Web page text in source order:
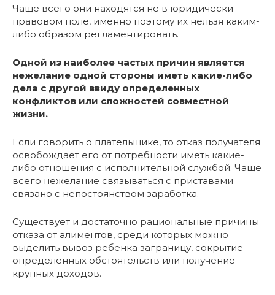
Чаще всего они находятся не в юридически-
правовом поле, именно поэтому их нельзя каким-
либо образом регламентировать.
Одной из наиболее частых причин является
нежелание одной стороны иметь какие-либо
дела с другой ввиду определенных
конфликтов или сложностей совместной
жизни.
Если говорить о плательщике, то отказ получателя
освобождает его от потребности иметь какие-
либо отношения с исполнительной службой. Чаще
всего нежелание связываться с приставами
связано с непостоянством заработка.
Существует и достаточно рациональные причины
отказа от алиментов, среди которых можно
выделить вывоз ребенка заграницу, сокрытие
определенных обстоятельств или получение
крупных доходов.